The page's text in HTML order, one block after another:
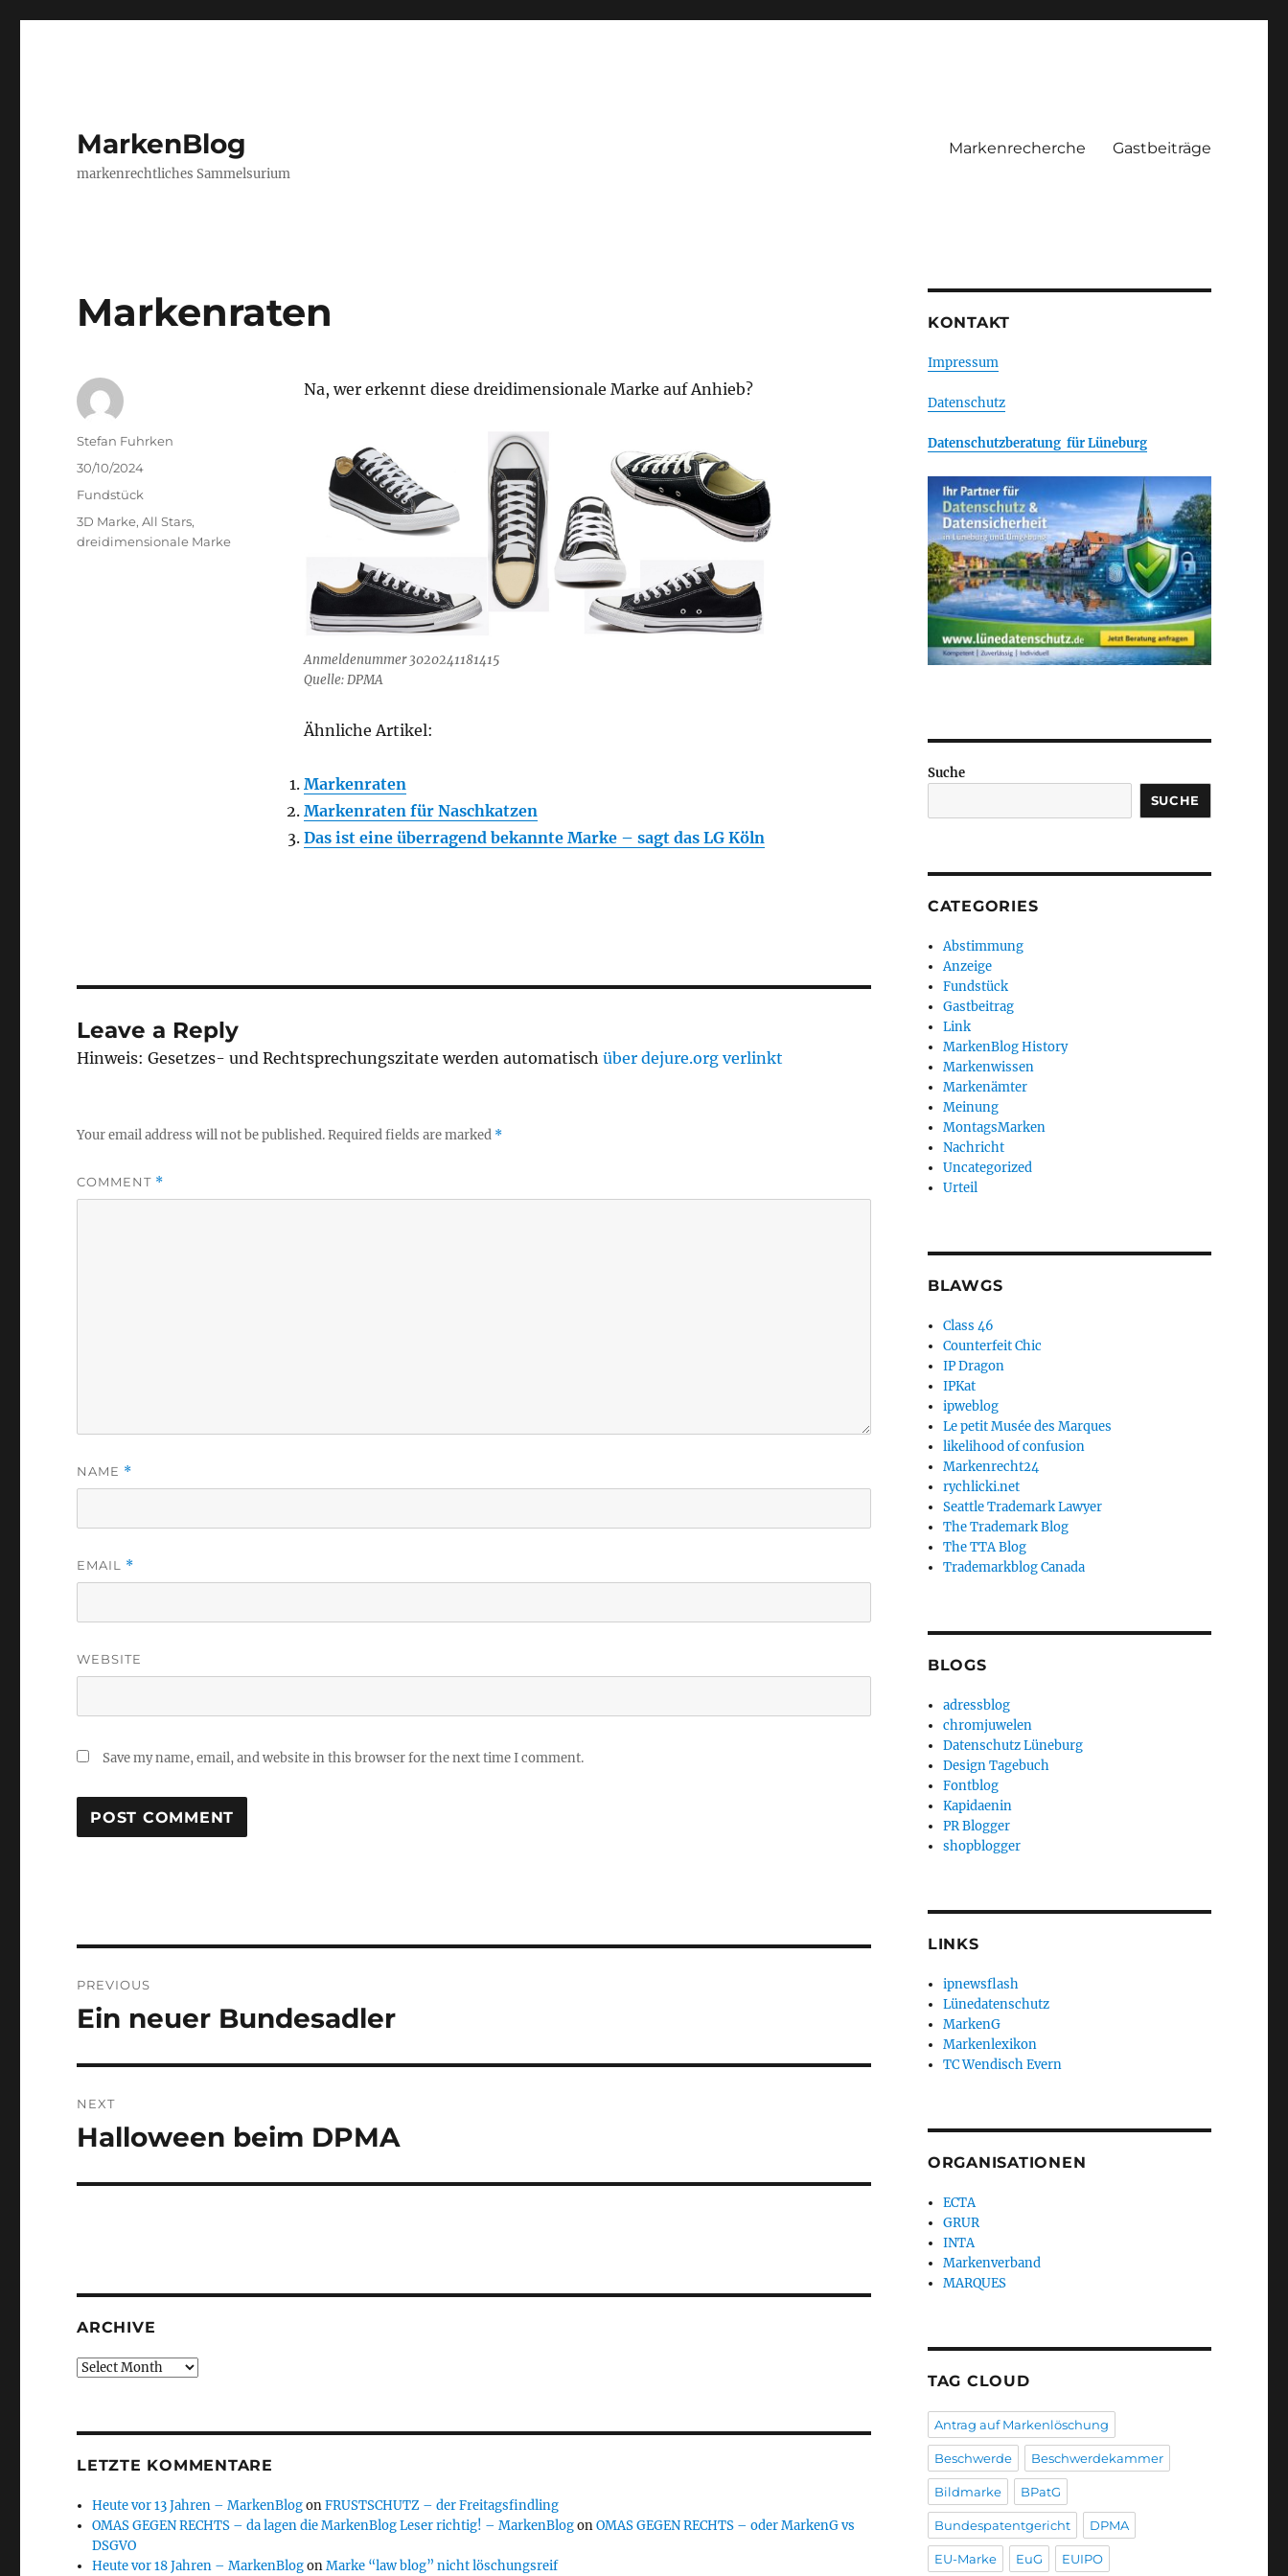
MarkenBlog
markenrechtliches Sammelsurium
Markenrecherche Gastbeiträge
Markenraten
Na, wer erkennt diese dreidimensionale Marke auf Anhieb?
Anmeldenummer 3020241181415
Quelle: DPMA
Ähnliche Artikel:
Markenraten
Markenraten für Naschkatzen
Das ist eine überragend bekannte Marke – sagt das LG Köln
Author
Stefan Fuhrken
Posted
30/10/2024
Categories
Fundstück
Tags
3D Marke,All Stars,
dreidimensionale Marke
Leave a Reply
Hinweis: Gesetzes- und Rechtsprechungszitate werden automatischüber dejure.org verlinkt
Your email address will not be published.Required fields are marked *
COMMENT *
NAME *
EMAIL *
WEBSITE
Save my name, email, and website in this browser for the next time I comment.
navigation
PREVIOUS
Previous
Ein neuer Bundesadler
NEXT
Next
Halloween beim DPMA
ARCHIVE
Archive
LETZTE KOMMENTARE
Heute vor 13 Jahren – MarkenBlogonFRUSTSCHUTZ – der Freitagsfindling
OMAS GEGEN RECHTS – da lagen die MarkenBlog Leser richtig! – MarkenBlogonOMAS GEGEN RECHTS – oder MarkenG vs
DSGVO
Heute vor 18 Jahren – MarkenBlogonMarke “law blog” nicht löschungsreif
KONTAKT
Impressum
Datenschutz
Datenschutzberatung für Lüneburg
Suche
SUCHE
CATEGORIES
Abstimmung
Anzeige
Fundstück
Gastbeitrag
Link
MarkenBlog History
Markenwissen
Markenämter
Meinung
MontagsMarken
Nachricht
Uncategorized
Urteil
BLAWGS
Class 46
Counterfeit Chic
IP Dragon
IPKat
ipweblog
Le petit Musée des Marques
likelihood of confusion
Markenrecht24
rychlicki.net
Seattle Trademark Lawyer
The Trademark Blog
The TTA Blog
Trademarkblog Canada
BLOGS
adressblog
chromjuwelen
Datenschutz Lüneburg
Design Tagebuch
Fontblog
Kapidaenin
PR Blogger
shopblogger
LINKS
ipnewsflash
Lünedatenschutz
MarkenG
Markenlexikon
TC Wendisch Evern
ORGANISATIONEN
ECTA
GRUR
INTA
Markenverband
MARQUES
TAG CLOUD
Antrag auf Markenlöschung
Beschwerde Beschwerdekammer
Bildmarke BPatG
Bundespatentgericht DPMA
EU-Marke EuG EUIPO